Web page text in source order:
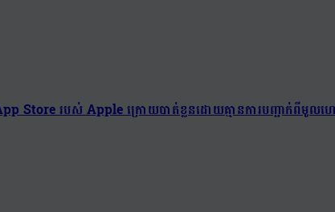
Store របស់ Apple ក្រោយបាត់ខ្លួនដោយគ្មានការបញ្ជាក់ពីមូលហ